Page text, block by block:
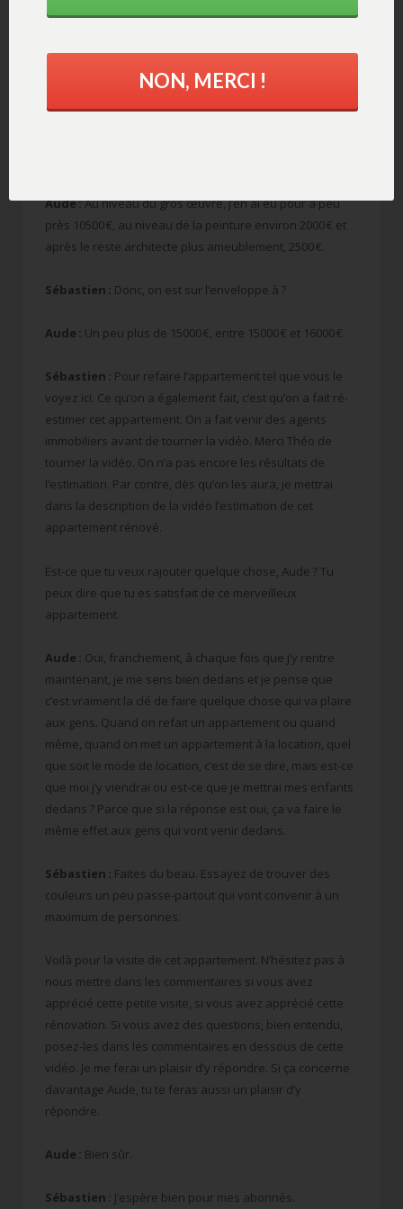
Enfin, j’ai tout refait.
Alors, niveau pépètes, pour combien on en
a ? On va séparer le gros œuvre, l’électricité, le placo de
Aude :Au niveau du gros œuvre, j’en ai eu pour à peu
près 10500 €, au niveau de la peinture environ 2000 € et
après le reste architecte plus ameublement, 2500 €.
Sébastien : Donc, on est sur l’enveloppe à ?
Aude : Un peu plus de 15000 €, entre 15000 € et 16000 €.
Sébastien : Pour refaire l’appartement tel que vous le
voyez ici. Ce qu’on a également fait, c’est qu’on a fait ré-
estimer cet appartement. On a fait venir des agents
immobiliers avant de tourner la vidéo. Merci Théo de
tourner la vidéo. On n’a pas encore les résultats de
l’estimation. Par contre, dès qu’on les aura, je mettrai
dans la description de la vidéo l’estimation de cet
appartement rénové.
Est-ce que tu veux rajouter quelque chose, Aude ? Tu
peux dire que tu es satisfait de ce merveilleux
appartement.
Aude : Oui, franchement, à chaque fois que j’y rentre
maintenant, je me sens bien dedans et je pense que
c’est vraiment la clé de faire quelque chose qui va plaire
aux gens. Quand on refait un appartement ou quand
même, quand on met un appartement à la location, quel
que soit le mode de location, c’est de se dire, mais est-ce
que moi j’y viendrai ou est-ce que je mettrai mes enfants
dedans ? Parce que si la réponse est oui, ça va faire le
même effet aux gens qui vont venir dedans.
Sébastien : Faites du beau. Essayez de trouver des
couleurs un peu passe-partout qui vont convenir à un
maximum de personnes.
Voilà pour la visite de cet appartement. N’hésitez pas à
nous mettre dans les commentaires si vous avez
apprécié cette petite visite, si vous avez apprécié cette
rénovation. Si vous avez des questions, bien entendu,
posez-les dans les commentaires en dessous de cette
vidéo. Je me ferai un plaisir d’y répondre. Si ça concerne
davantage Aude, tu te feras aussi un plaisir d’y
répondre.
Aude : Bien sûr.
Sébastien : J’espère bien pour mes abonnés.
NON, MERCI !